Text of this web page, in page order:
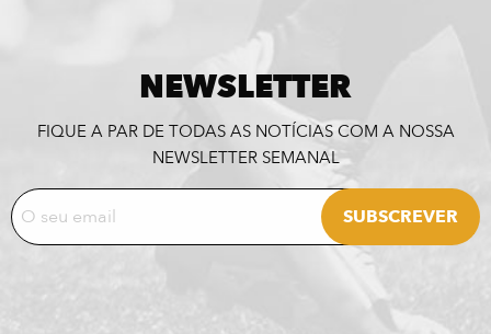
NEWSLETTER
FIQUE A PAR DE TODAS AS NOTÍCIAS COM A NOSSA
NEWSLETTER SEMANAL